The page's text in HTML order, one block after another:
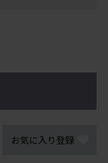
お気に入り登録